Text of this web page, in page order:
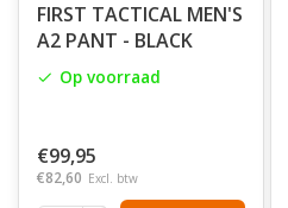
FIRST TACTICAL MEN'S
A2 PANT - BLACK
Op voorraad
€99,95
€82,60 Excl. btw